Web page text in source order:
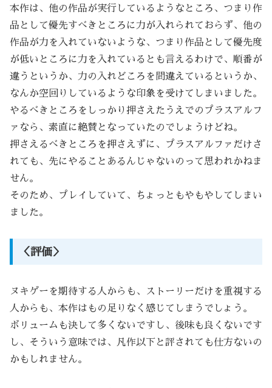
本作は、他の作品が実行しているようなところ、つまり作
品として優先すべきところに力が入れられておらず、他の
作品が力を入れていないような、つまり作品として優先度
が低いところに力を入れているとも言えるわけで、順番が
違うというか、力の入れどころを間違えているというか、
なんか空回りしているような印象を受けてしまいました。
やるべきところをしっかり押さえたうえでのプラスアルフ
ァなら、素直に絶賛となっていたのでしょうけどね。
押さえるべきところを押さえずに、プラスアルファだけさ
れても、先にやることあるんじゃないのって思われかねま
せん。
そのため、プレイしていて、ちょっともやもやしてしまい
ました。
＜評価＞
ヌキゲーを期待する人からも、ストーリーだけを重視する
人からも、本作はもの足りなく感じてしまうでしょう。
ボリュームも決して多くないですし、後味も良くないです
し、そういう意味では、凡作以下と評されても仕方ないの
かもしれません。